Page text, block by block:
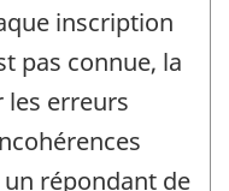
inscription
pas connue, la
les erreurs
répondant de